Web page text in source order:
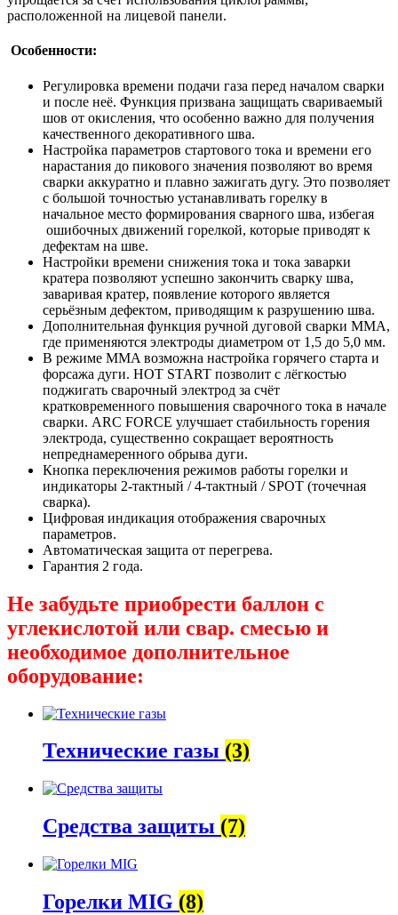
расположенной на лицевой панели.
Особенности:
Регулировка времени подачи газа перед началом сварки
и после неё. Функция призвана защищать свариваемый
шов от окисления, что особенно важно для получения
качественного декоративного шва.
Настройка параметров стартового тока и времени его
нарастания до пикового значения позволяют во время
сварки аккуратно и плавно зажигать дугу. Это позволяет
с большой точностью устанавливать горелку в
начальное место формирования сварного шва, избегая
ошибочных движений горелкой, которые приводят к
дефектам на шве.
Настройки времени снижения тока и тока заварки
кратера позволяют успешно закончить сварку шва,
заваривая кратер, появление которого является
серьёзным дефектом, приводящим к разрушению шва.
Дополнительная функция ручной дуговой сварки MMA,
где применяются электроды диаметром от 1,5 до 5,0 мм.
В режиме MMA возможна настройка горячего старта и
форсажа дуги. HOT START позволит с лёгкостью
поджигать сварочный электрод за счёт
кратковременного повышения сварочного тока в начале
сварки. ARC FORCE улучшает стабильность горения
электрода, существенно сокращает вероятность
непреднамеренного обрыва дуги.
Кнопка переключения режимов работы горелки и
индикаторы 2-тактный / 4-тактный / SPOT (точечная
сварка).
Цифровая индикация отображения сварочных
параметров.
Автоматическая защита от перегрева.
Гарантия 2 года.
Не забудьте приобрести баллон с
углекислотой или свар. смесью и
необходимое дополнительное
оборудование:
Технические газы (3)
Средства защиты (7)
Горелки MIG (8)